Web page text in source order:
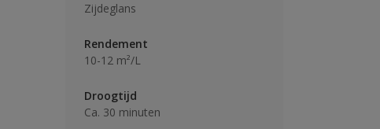
Zijdeglans
Rendement
10-12 m²/L
Droogtijd
Ca. 30 minuten